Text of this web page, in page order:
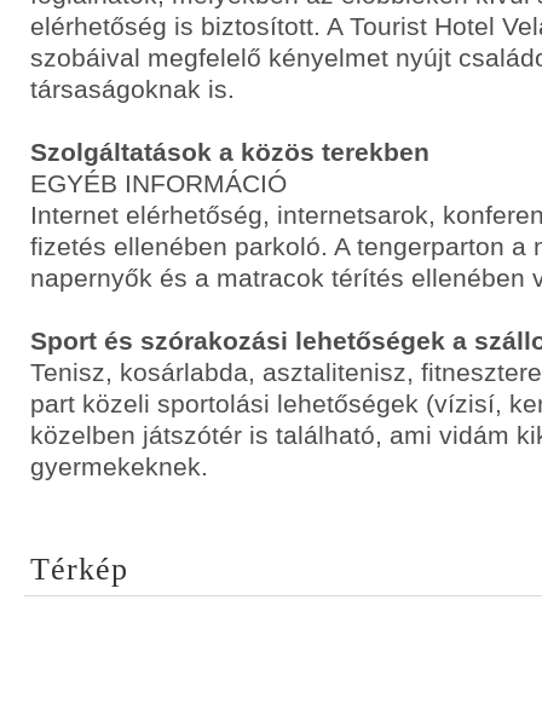
elérhetőség is biztosított. A Tourist Hotel
szobáival megfelelő kényelmet nyújt
társaságoknak is.
Szolgáltatások a közös terekben
EGYÉB INFORMÁCIÓ
Internet elérhetőség, internetsarok,
fizetés ellenében parkoló. A tengerparton a
napernyők és a matracok térítés ellenében
Sport és szórakozási lehetőségek a
Tenisz, kosárlabda, asztalitenisz,
part közeli sportolási lehetőségek (vízisí,
közelben játszótér is található, ami vidám
gyermekeknek.
Térkép